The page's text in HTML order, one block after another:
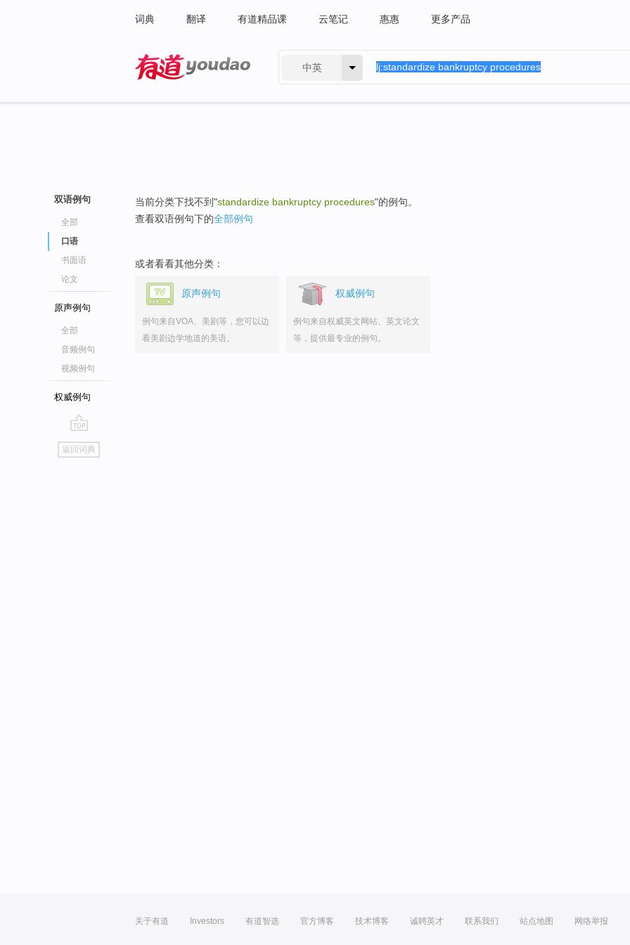
词典 翻译 有道精品课 云笔记 惠惠 更多产品
中英
双语例句
全部
口语
书面语
论文
原声例句
全部
音频例句
视频例句
权威例句
go
top
返回词典
当前分类下找不到"standardize bankruptcy procedures"的例句。
查看双语例句下的全部例句
或者看看其他分类：
原声例句
例句来自VOA、美剧等，您可以边
看美剧边学地道的美语。
权威例句
例句来自权威英文网站、英文论文
等，提供最专业的例句。
关于有道 Investors 有道智选 官方博客 技术博客 诚聘英才 联系我们 站点地图 网络举报